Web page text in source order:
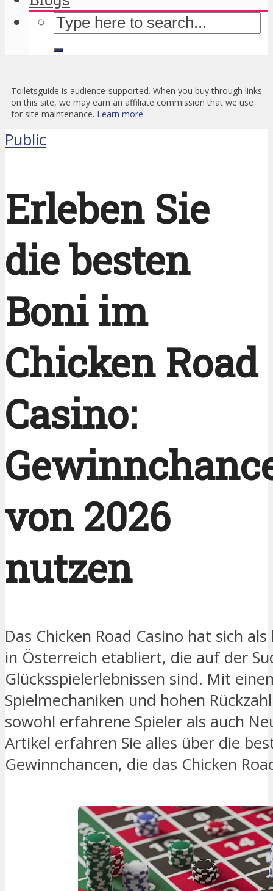
Toiletsguide is audience-supported. When you buy through links
on this site, we may earn an affiliate commission that we use
for site maintenance. Learn more
Public
Erleben Sie
die besten
Boni im
Chicken Road
Casino:
von 2026
nutzen
Das Chicken Road Casino hat sich
in Österreich etabliert, die auf der
Glücksspielerlebnissen sind. Mit
Spielmechaniken und hohen
sowohl erfahrene Spieler als auch
Artikel erfahren Sie alles über die
Gewinnchancen, die das Chicken